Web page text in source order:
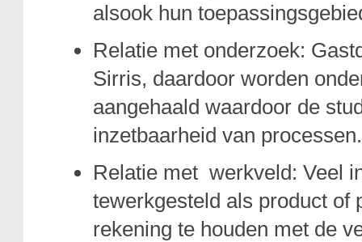
alsook hun
Relatie met onderzoek:
Sirris, daardoor worden
aangehaald waardoor de
inzetbaarheid van processen.
Relatie met werkveld: Veel
tewerkgesteld als product of
rekening te houden met de